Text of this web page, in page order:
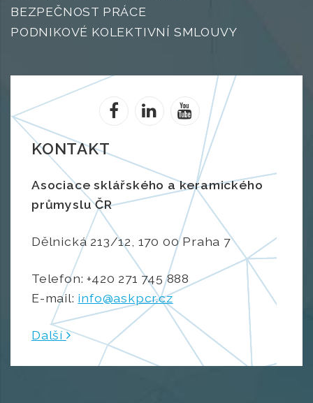
BEZPEČNOST PRÁCE
PODNIKOVÉ KOLEKTIVNÍ SMLOUVY
KONTAKT
Asociace sklářského a keramického
průmyslu ČR
Dělnická 213/12, 170 00 Praha 7
Telefon: +420 271 745 888
E-mail: info@askpcr.cz
Další